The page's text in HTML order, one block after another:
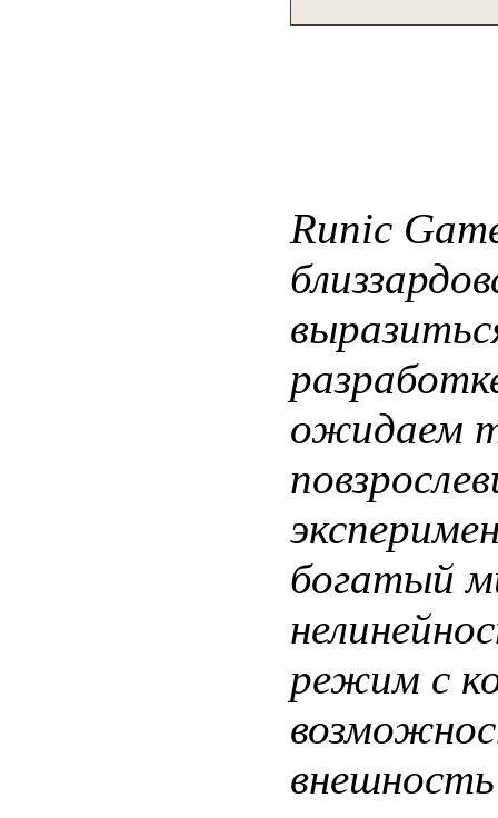
Runic
ожидаем
богатый
режим с